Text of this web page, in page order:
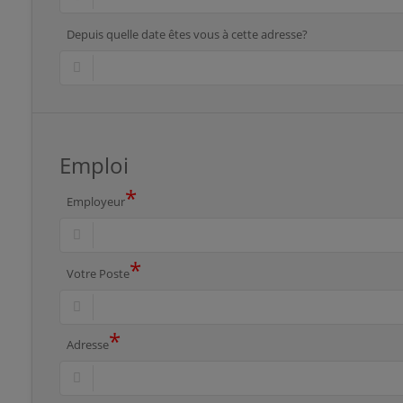
Depuis quelle date êtes vous à cette adresse?
Emploi
Employeur*
Votre Poste*
Adresse*